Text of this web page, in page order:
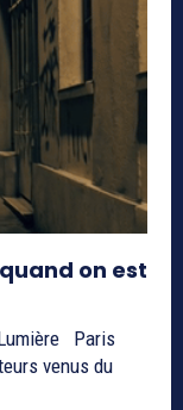
on est
Paris
venus du